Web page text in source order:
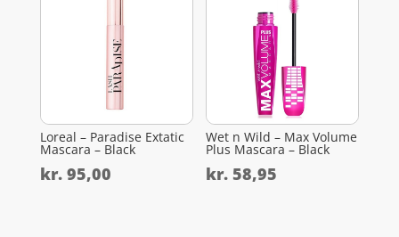
Loreal – Paradise Extatic
Mascara – Black
kr.95,00
Wet n Wild – Max Volume
Plus Mascara – Black
kr. 58,95